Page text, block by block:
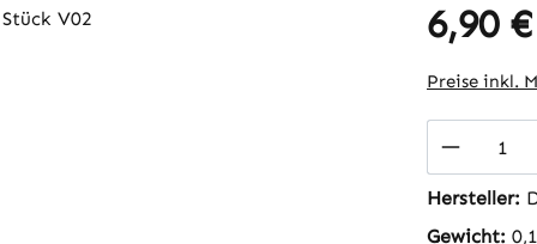
Regulärer
6,90 €
Preise inkl.
Hersteller:
Gewicht: